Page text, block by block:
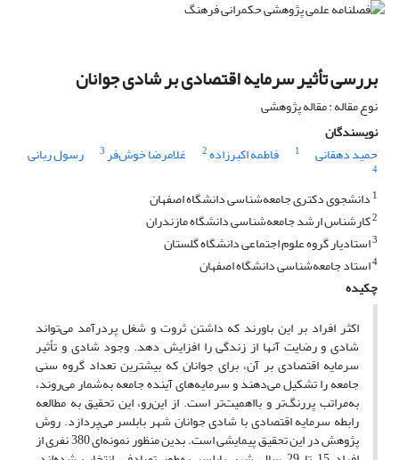
بررسی تأثیر سرمایه اقتصادی بر شادی جوانان
نوع مقاله : مقاله پژوهشی
نویسندگان
حمید دهقانی
1 فاطمه اکبرزاده2 غلامرضا خوش‌فر3 رسول ربانی
4
1 دانشجوی دکتری جامعه‌شناسی دانشگاه اصفهان
2کارشناس ارشد جامعه‌شناسی دانشگاه مازندران
3استادیار گروه علوم اجتماعی دانشگاه گلستان
4استاد جامعه‌شناسی دانشگاه اصفهان
چکیده
اکثر افراد بر این باورند که داشتن ثروت و شغل پردرآمد می‌تواند
شادی و رضایت آنها از زندگی را افزایش دهد. وجود شادی و تأثیر
سرمایه اقتصادی بر آن، برای جوانان که بیشترین تعداد گروه سنی
جامعه را تشکیل می‌دهند و سرمایه‌های آینده‌ جامعه به‌شمار می‌روند،
به‌مراتب پررنگ‌تر و بااهمیت‌تر است. از این‌رو، این تحقیق به مطالعه
رابطه سرمایه اقتصادی با شادی جوانان شهر بابلسر می‌پردازد. روش
پژوهش در این تحقیق پیمایشی است. بدین منظور نمونه‌ای 380 نفری از